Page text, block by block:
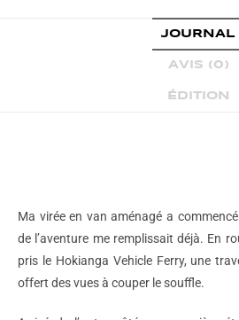
JOURNAL
AVIS (0)
ÉDITION
Ma virée en van aménagé a
de l’aventure me remplissait déjà. En
pris le Hokianga Vehicle Ferry, une
offert des vues à couper le souffle.